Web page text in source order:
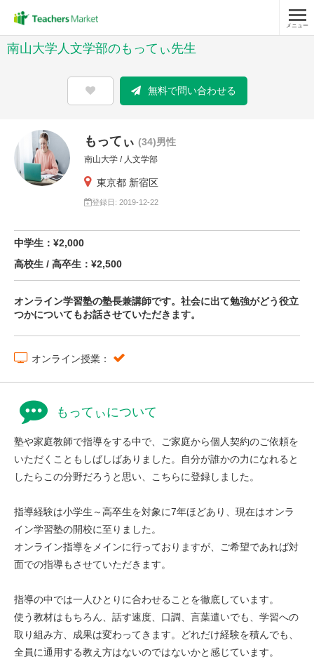
メニュー
南山大学人文学部のもってぃ先生
無料で問い合わせる
もってぃ (34)男性
南山大学 / 人文学部
東京都 新宿区
登録日: 2019-12-22
中学生：¥2,000
高校生 / 高卒生：¥2,500
オンライン学習塾の塾長兼講師です。社会に出て勉強がどう役立
つかについてもお話させていただきます。
オンライン授業：
もってぃについて
塾や家庭教師で指導をする中で、ご家庭から個人契約のご依頼を
いただくこともしばしばありました。自分が誰かの力になれると
したらこの分野だろうと思い、こちらに登録しました。
指導経験は小学生～高卒生を対象に7年ほどあり、現在はオンラ
イン学習塾の開校に至りました。
オンライン指導をメインに行っておりますが、ご希望であれば対
面での指導もさせていただきます。
指導の中では一人ひとりに合わせることを徹底しています。
使う教材はもちろん、話す速度、口調、言葉遣いでも、学習への
取り組み方、成果は変わってきます。どれだけ経験を積んでも、
全員に通用する教え方はないのではないかと感じています。